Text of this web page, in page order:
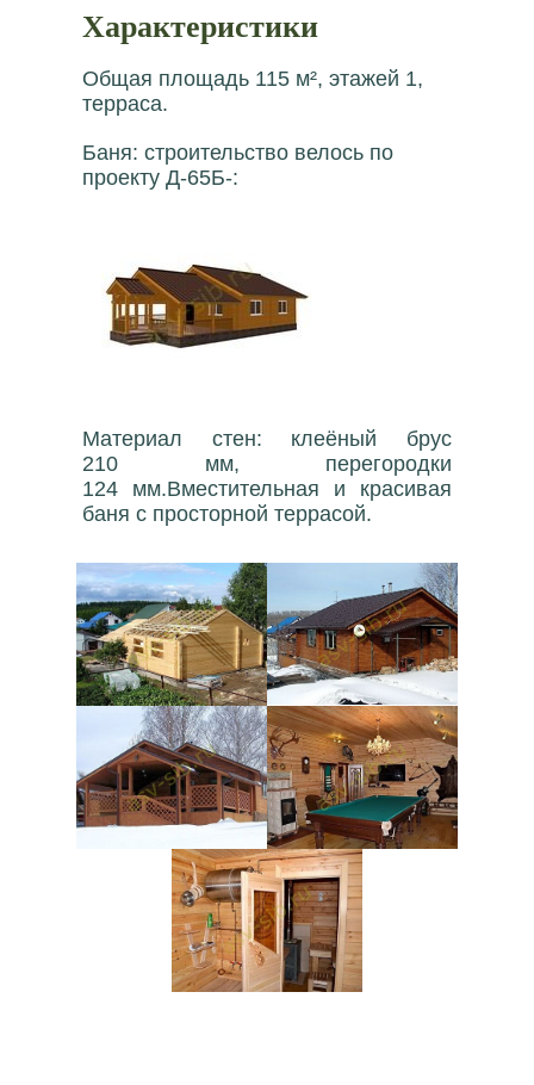
Характеристики
Общая площадь 115 м², этажей 1,
терраса.
Баня: строительство велось по
проекту Д-65Б-:
Материал стен: клеёный брус
210 мм, перегородки
124 мм.Вместительная и красивая
баня с просторной террасой.